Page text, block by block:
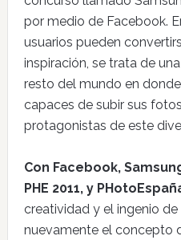
por medio de Facebook.
usuarios pueden
inspiración, se trata de
resto del mundo en
capaces de subir sus
protagonistas de este
Con Facebook,
PHE 2011, y
creatividad y el ingenio
nuevamente el concepto